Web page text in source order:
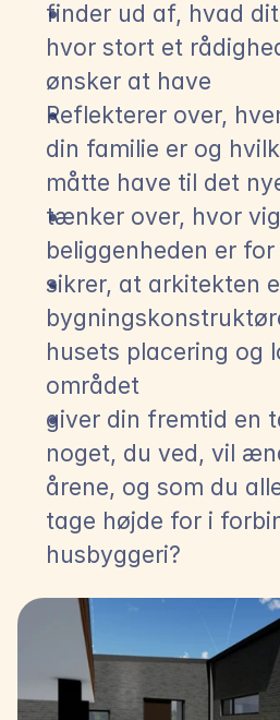
finder ud af, hvad
hvor stort et
ønsker at have
Reflekterer over,
din familie er og
måtte have til det
tænker over, hvor
beliggenheden er for
sikrer, at arkitekten
husets placering og
området
giver din fremtid en
noget, du ved, vil
årene, og som du
tage højde for i
husbyggeri?